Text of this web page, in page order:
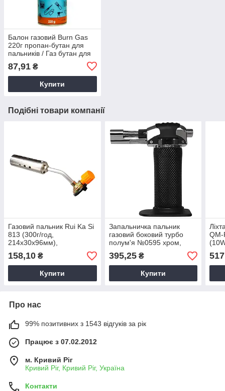
Балон газовий Burn Gas
220г пропан-бутан для
пальників / Газ бутан для
87,91 ₴
Купити
Подібні товари компанії
Газовий пальник Rui Ka Si
813 (300г/год,
214х30х96мм),
портативний газовий
пальник
158,10 ₴
Купити
Запальничка пальник
газовий боковий турбо
полум'я №0595 хром,
каучук в коробці 8х4,2см. /
Газовий паяльник
395,25₴
Купити
QM-
Про нас
99% позитивних з 1543 відгуків за рік
Працює з 07.02.2012
м. Кривий Ріг
Кривий Ріг, Кривий Ріг, Україна
Контакти